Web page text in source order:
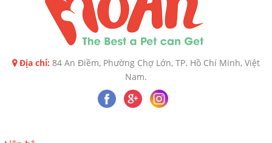
Địa chỉ: 84 An Điềm, Phường Chợ Lớn, TP. Hồ Chí Minh, Việt
Nam.